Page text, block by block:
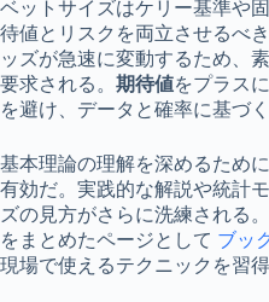
ベットサイズはケリー基準や
待値とリスクを両立させるべ
ッズが急速に変動するため、
要求される。 期待値をプラス
を避け、データと確率に基づ
基本理論の理解を深めるため
有効だ。実践的な解説や統計
ズの見方がさらに洗練される
をまとめたページとして ブッ
現場で使えるテクニックを習